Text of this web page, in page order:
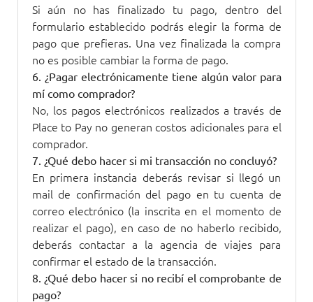
Si aún no has finalizado tu pago, dentro del
formulario establecido podrás elegir la forma de
pago que prefieras. Una vez finalizada la compra
no es posible cambiar la forma de pago.
6. ¿Pagar electrónicamente tiene algún valor para
mí como comprador?
No, los pagos electrónicos realizados a través de
Place to Pay no generan costos adicionales para el
comprador.
7. ¿Qué debo hacer si mi transacción no concluyó?
En primera instancia deberás revisar si llegó un
mail de confirmación del pago en tu cuenta de
correo electrónico (la inscrita en el momento de
realizar el pago), en caso de no haberlo recibido,
deberás contactar a la agencia de viajes para
confirmar el estado de la transacción.
8. ¿Qué debo hacer si no recibí el comprobante de
pago?